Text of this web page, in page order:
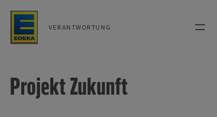
VERANTWORTUNG
Projekt Zukunft